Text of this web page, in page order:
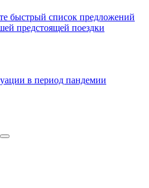
быстрый список предложений
предстоящей поездки
в период пандемии